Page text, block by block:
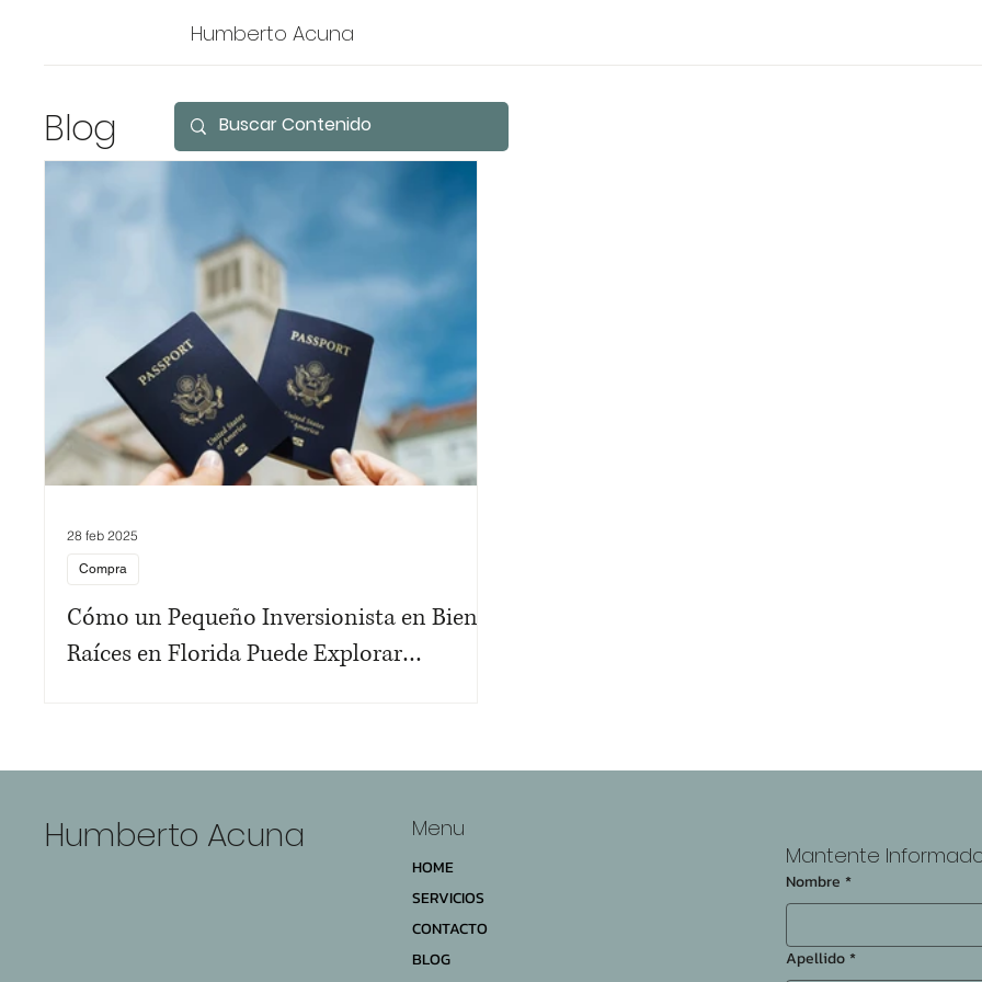
Humberto Acuna
Blog
Cómo un Pequeño Inversionista en Bienes
Raíces en Florida Puede Explorar
Compra
28 feb 2025
Humberto Acuna Menu
HOME
SERVICIOS
CONTACTO
BLOG
Mantente
Nombre *
Apellido*